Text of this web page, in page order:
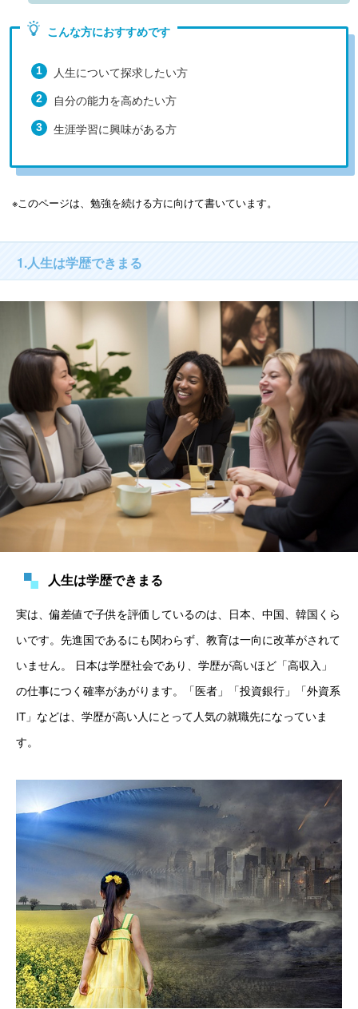
こんな方におすすめです
人生について探求したい方
自分の能力を高めたい方
生涯学習に興味がある方
※このページは、勉強を続ける方に向けて書いています。
1.人生は学歴できまる
人生は学歴できまる
実は、偏差値で子供を評価しているのは、日本、中国、韓国くら
いです。先進国であるにも関わらず、教育は一向に改革がされて
いません。 日本は学歴社会であり、学歴が高いほど「高収入」
の仕事につく確率があがります。「医者」「投資銀行」「外資系
IT」などは、学歴が高い人にとって人気の就職先になっていま
す。